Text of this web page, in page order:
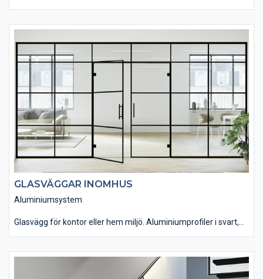
Beställ endast glasdörr med beslag om du har egen befintlig trä
GLASVÄGGAR INOMHUS
Aluminiumsystem
Glasvägg för kontor eller hem miljö. Aluminiumprofiler i svart,
grått glas.
Dörrar med nyckel, kodlås eller dubbeldörrar med handtag.